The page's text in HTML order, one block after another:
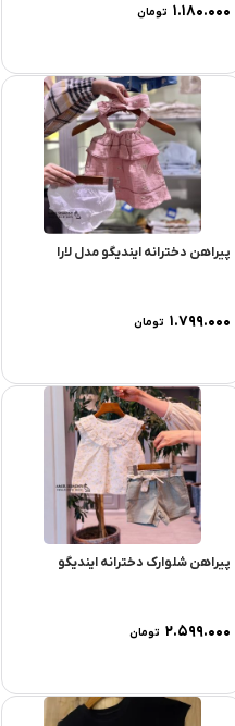
۱.۱۸۰.۰۰۰ تومان
پیراهن دخترانه ایندیگو مدل لارا
۱.۷۹۹.۰۰۰ تومان
پیراهن شلوارک دخترانه ایندیگو
۲.۵۹۹.۰۰۰ تومان